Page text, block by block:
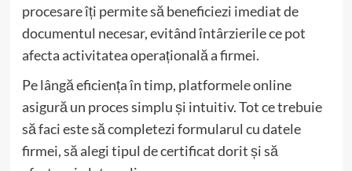
procesare îți permite să beneficiezi imediat de
documentul necesar, evitând întârzierile ce pot
afecta activitatea operațională a firmei.
Pe lângă eficiența în timp, platformele online
asigură un proces simplu și intuitiv. Tot ce trebuie
să faci este să completezi formularul cu datele
firmei, să alegi tipul de certificat dorit și să